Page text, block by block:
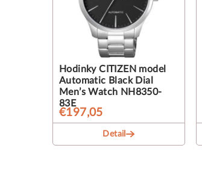
Hodinky CITIZEN model
Automatic Black Dial
Men’s Watch NH8350-
83E
€197,05
Detail